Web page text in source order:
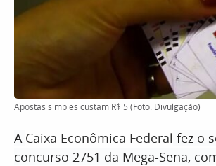
Apostas simples custam R$ 5 (Foto: Divulgação)
A Caixa Econômica Federal fez o
concurso 2751 da Mega-Sena,